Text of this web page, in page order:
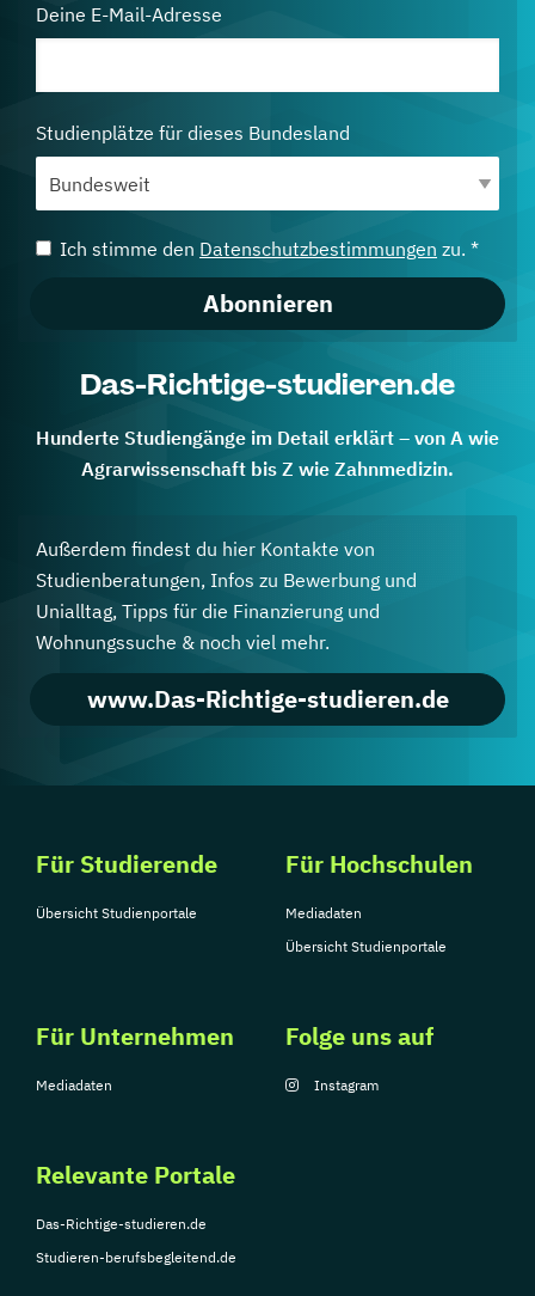
Deine E-Mail-Adresse
Studienplätze für dieses Bundesland
Ich stimme den Datenschutzbestimmungen zu. *
Abonnieren
Das-Richtige-studieren.de
Hunderte Studiengänge im Detail erklärt – von A wie
Agrarwissenschaft bis Z wie Zahnmedizin.
Außerdem findest du hier Kontakte von
Studienberatungen, Infos zu Bewerbung und
Unialltag, Tipps für die Finanzierung und
Wohnungssuche & noch viel mehr.
www.Das-Richtige-studieren.de
Für Studierende
Übersicht Studienportale
Für Hochschulen
Mediadaten
Übersicht Studienportale
Für Unternehmen
Mediadaten
Relevante Portale
Das-Richtige-studieren.de
Studieren-berufsbegleitend.de
Folge uns auf
Instagram